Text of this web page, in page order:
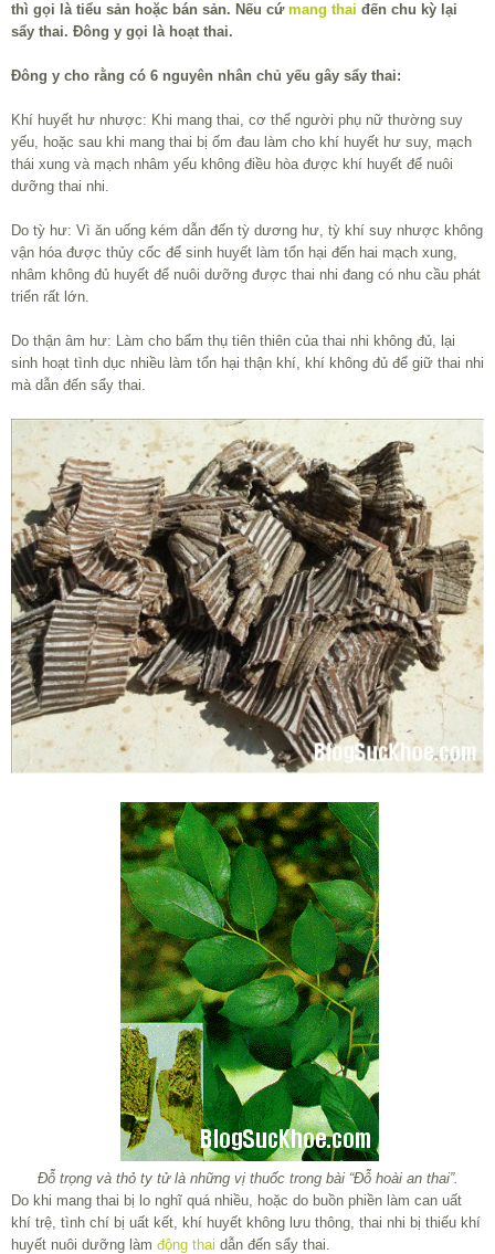
thì gọi là tiểu sản hoặc bán sản. Nếu cứ mang thai đến chu kỳ lại
sẩy thai. Đông y gọi là hoạt thai.
Đông y cho rằng có 6 nguyên nhân chủ yếu gây sẩy thai:
Khí huyết hư nhược: Khi mang thai, cơ thể người phụ nữ thường suy
yếu, hoặc sau khi mang thai bị ốm đau làm cho khí huyết hư suy, mạch
thái xung và mạch nhâm yếu không điều hòa được khí huyết để nuôi
dưỡng thai nhi.
Do tỳ hư: Vì ăn uống kém dẫn đến tỳ dương hư, tỳ khí suy nhược không
vận hóa được thủy cốc để sinh huyết làm tổn hại đến hai mạch xung,
nhâm không đủ huyết để nuôi dưỡng được thai nhi đang có nhu cầu phát
triển rất lớn.
Do thận âm hư: Làm cho bẩm thụ tiên thiên của thai nhi không đủ, lại
sinh hoạt tình dục nhiều làm tổn hại thận khí, khí không đủ để giữ thai nhi
mà dẫn đến sẩy thai.
Đỗ trọng và thỏ ty tử là những vị thuốc trong bài “Đỗ hoài an thai”.
Do khi mang thai bị lo nghĩ quá nhiều, hoặc do buồn phiền làm can uất
khí trệ, tình chí bị uất kết, khí huyết không lưu thông, thai nhi bị thiếu khí
huyết nuôi dưỡng làm động thai dẫn đến sẩy thai.